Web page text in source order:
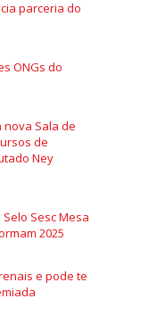
parceria do
ONGs do
nova Sala de
de
Ney
Sesc Mesa
2025
e pode te